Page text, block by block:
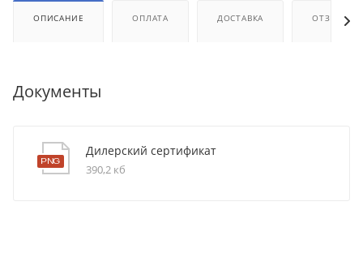
ОПИСАНИЕ ОПЛАТА ДОСТАВКА ОТЗЫВЫ
Документы
Дилерский сертификат
390,2 кб